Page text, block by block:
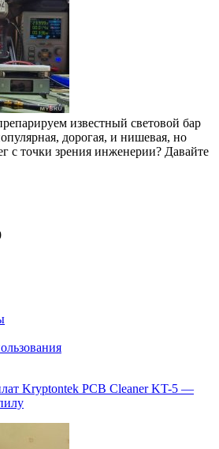
известный световой бар
дорогая, и нишевая, но
с точки зрения инженерии? Давайте
Kryptontek PCB Cleaner KT-5 —